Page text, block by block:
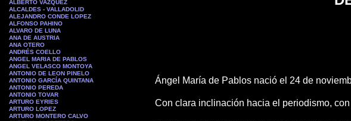
ALBERTO VAZQUEZ
ALCALDES - VALLADOLID
ALEJANDRO CONDE LOPEZ
ALFONSO PAHINO
ALVARO DE LUNA
ANA DE AUSTRIA
ANA OTERO
ANDRÉS COELLO
ANGEL MARIA DE PABLOS
ANGEL VELASCO MONTOYA
ANTONIO DE LEON PINELO
ANTONIO GARCÍA QUINTANA
ANTONIO PEREDA
ANTONIO TOVAR
ARTURO EYRIES
ARTURO LOPEZ
ARTURO MONTERO CALVO
Ángel María de Pablos nació el 24 de
Con clara inclinación hacia el periodismo,